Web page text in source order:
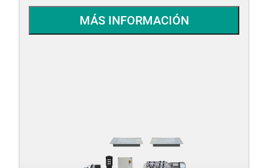
MÁS INFORMACIÓN